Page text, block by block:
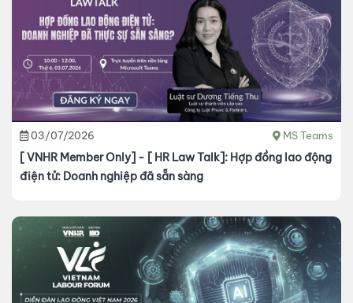
03/07/2026 MS Teams
[ VNHR Member Only] - [ HR Law Talk]: Hợp đồng lao động
điện tử: Doanh nghiệp đã sẵn sàng